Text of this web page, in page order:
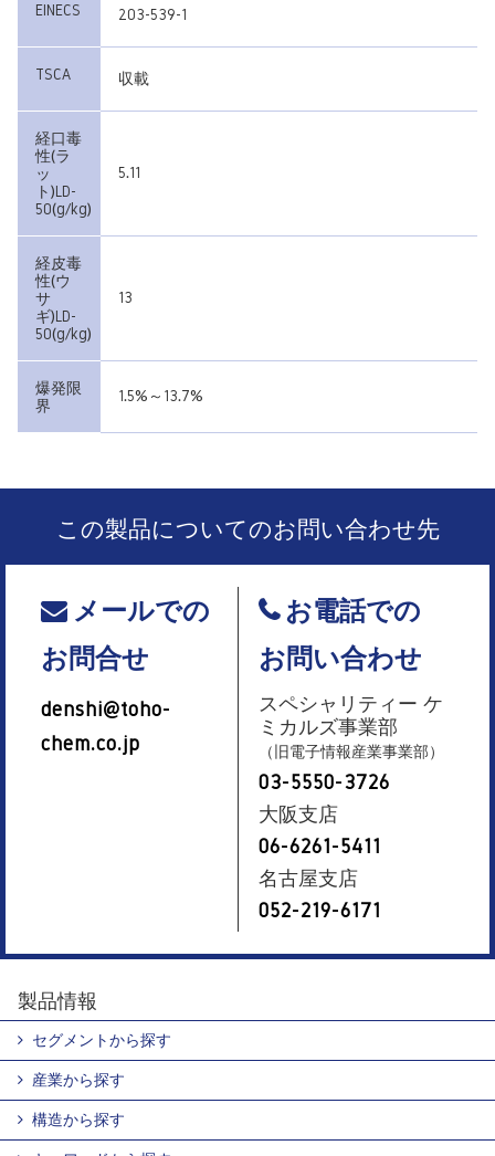
EINECS 203-539-1
TSCA 収載
経口毒
性(ラ
ッ
ト)LD-
50(g/kg)
5.11
経皮毒
性(ウ
サ
ギ)LD-
50(g/kg)
13
爆発限
界
1.5%～13.7%
この製品についてのお問い合わせ先
メールでの
お問合せ
denshi@toho-
chem.co.jp
お電話での
お問い合わせ
スペシャリティー ケ
ミカルズ事業部
（旧電子情報産業事業部）
03-5550-3726
大阪支店
06-6261-5411
名古屋支店
052-219-6171
製品情報
セグメントから探す
産業から探す
構造から探す